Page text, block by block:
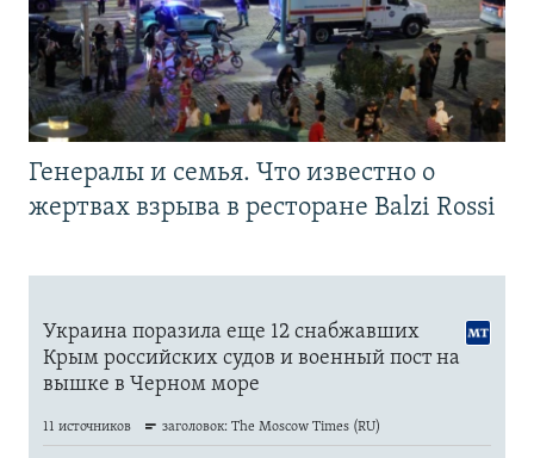
Генералы и семья. Что известно о
жертвах взрыва в ресторане Balzi Rossi